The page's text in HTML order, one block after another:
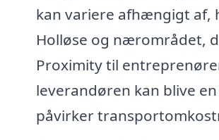
kan variere afhængigt af,
Holløse og nærområdet,
Proximity til
leverandøren kan blive
påvirker